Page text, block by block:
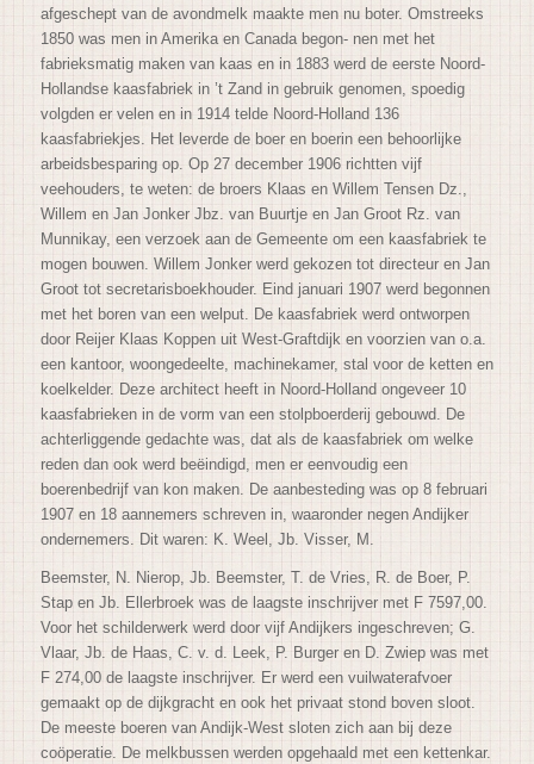
afgeschept van de avondmelk maakte men nu boter. Omstreeks
1850 was men in Amerika en Canada begon- nen met het
fabrieksmatig maken van kaas en in 1883 werd de eerste Noord-
Hollandse kaasfabriek in ’t Zand in gebruik genomen, spoedig
volgden er velen en in 1914 telde Noord-Holland 136
kaasfabriekjes. Het leverde de boer en boerin een behoorlijke
arbeidsbesparing op. Op 27 december 1906 richtten vijf
veehouders, te weten: de broers Klaas en Willem Tensen Dz.,
Willem en Jan Jonker Jbz. van Buurtje en Jan Groot Rz. van
Munnikay, een verzoek aan de Gemeente om een kaasfabriek te
mogen bouwen. Willem Jonker werd gekozen tot directeur en Jan
Groot tot secretarisboekhouder. Eind januari 1907 werd begonnen
met het boren van een welput. De kaasfabriek werd ontworpen
door Reijer Klaas Koppen uit West-Graftdijk en voorzien van o.a.
een kantoor, woongedeelte, machinekamer, stal voor de ketten en
koelkelder. Deze architect heeft in Noord-Holland ongeveer 10
kaasfabrieken in de vorm van een stolpboerderij gebouwd. De
achterliggende gedachte was, dat als de kaasfabriek om welke
reden dan ook werd beëindigd, men er eenvoudig een
boerenbedrijf van kon maken. De aanbesteding was op 8 februari
1907 en 18 aannemers schreven in, waaronder negen Andijker
ondernemers. Dit waren: K. Weel, Jb. Visser, M.
Beemster, N. Nierop, Jb. Beemster, T. de Vries, R. de Boer, P.
Stap en Jb. Ellerbroek was de laagste inschrijver met F 7597,00.
Voor het schilderwerk werd door vijf Andijkers ingeschreven; G.
Vlaar, Jb. de Haas, C. v. d. Leek, P. Burger en D. Zwiep was met
F 274,00 de laagste inschrijver. Er werd een vuilwaterafvoer
gemaakt op de dijkgracht en ook het privaat stond boven sloot.
De meeste boeren van Andijk-West sloten zich aan bij deze
coöperatie. De melkbussen werden opgehaald met een kettenkar.